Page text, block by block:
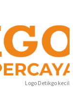
Logo Detikgo kecil